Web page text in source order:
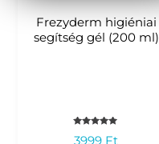
Frezyderm higiéniai
segítség gél (200 ml)
5.00
3999 Ft